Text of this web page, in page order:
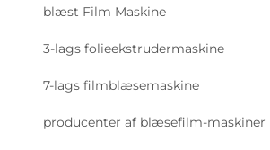
blæst Film Maskine
3-lags folieekstrudermaskine
7-lags filmblæsemaskine
producenter af blæsefilm-maskiner